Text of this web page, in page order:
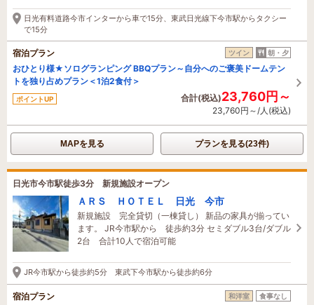
14時間前に予約されました
日光有料道路今市インターから車で15分、東武日光線下今市駅からタクシー
で15分
宿泊プラン ツイン 朝・夕
おひとり様★ソログランピング BBQプラン～自分へのご褒美ドームテン
トを独り占めプラン＜1泊2食付＞
ポイントUP 合計(税込)23,760円～
23,760円～/人(税込)
MAPを見る プランを見る(23件)
日光市今市駅徒歩3分 新規施設オープン
ＡＲＳ ＨＯＴＥＬ 日光 今市
新規施設 完全貸切（一棟貸し） 新品の家具が揃ってい
ます。 JR今市駅から 徒歩約3分 セミダブル3台/ダブル
2台 合計10人で宿泊可能
JR今市駅から徒歩約5分 東武下今市駅から徒歩約6分
宿泊プラン 和洋室 食事なし